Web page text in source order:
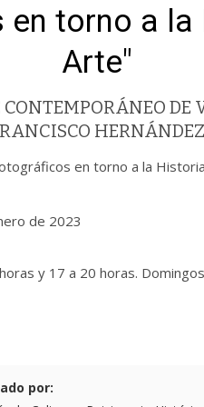
torno a la
Arte"
CONTEMPORÁNEO
en torno a la
de 2023
y 17 a 20 horas.
por: